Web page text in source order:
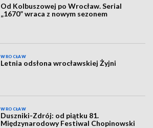
Od Kolbuszowej po Wrocław. Serial
„1670” wraca z nowym sezonem
WROCŁAW
Letnia odsłona wrocławskiej Żyjni
WROCŁAW
Duszniki-Zdrój: od piątku 81.
Międzynarodowy Festiwal Chopinowski